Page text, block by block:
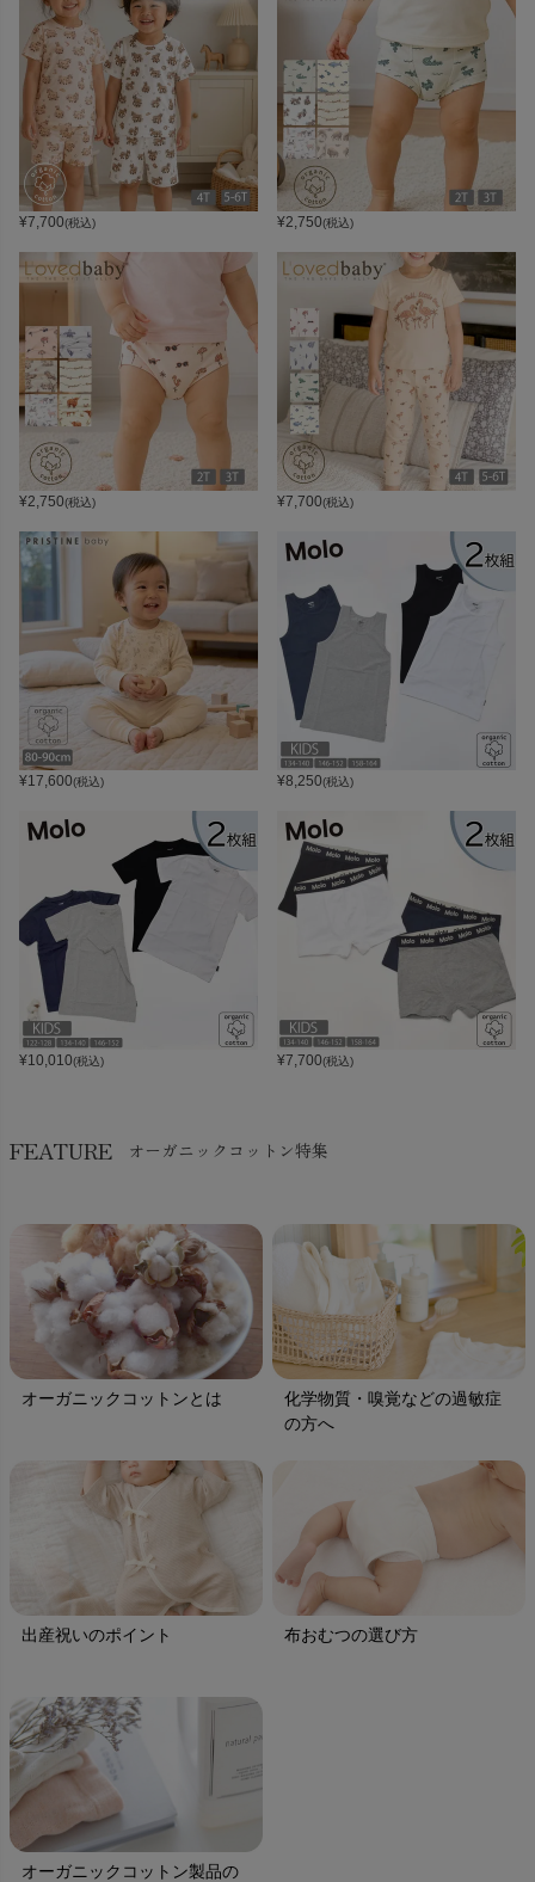
¥7,700(税込) ¥2,750(税込)
¥2,750(税込) ¥7,700(税込)
¥17,600(税込) ¥8,250(税込)
¥10,010(税込) ¥7,700(税込)
FEATURE オーガニックコットン特集
オーガニックコットンとは
化学物質・嗅覚などの過敏症
の方へ
出産祝いのポイント 布おむつの選び方
オーガニックコットン製品の